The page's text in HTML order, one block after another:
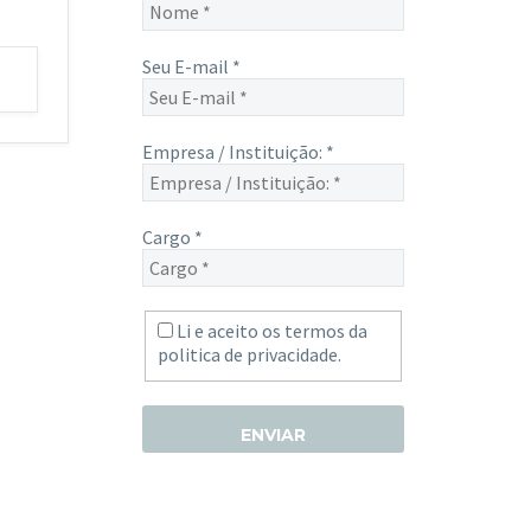
Seu E-mail *
Empresa / Instituição: *
Cargo *
Li e aceito os termos da
politica de privacidade.